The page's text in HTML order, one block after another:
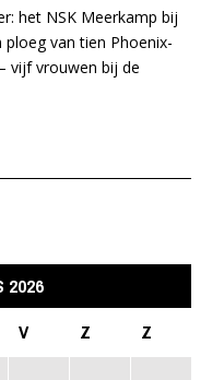
het NSK Meerkamp bij
ploeg van tien Phoenix-
vijf vrouwen bij de
2026
V Z Z